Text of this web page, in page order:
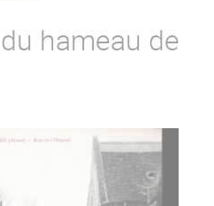
hameau de